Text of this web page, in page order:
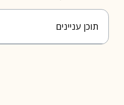
עניינים